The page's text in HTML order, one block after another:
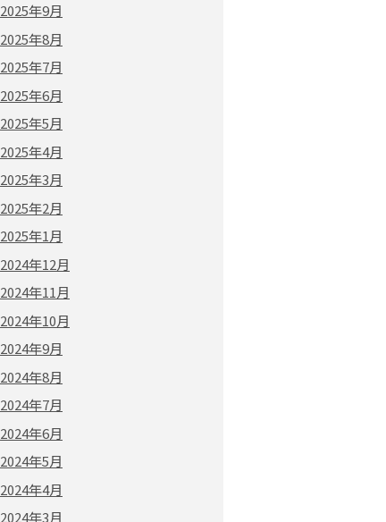
2025年9月
2025年8月
2025年7月
2025年6月
2025年5月
2025年4月
2025年3月
2025年2月
2025年1月
2024年12月
2024年11月
2024年10月
2024年9月
2024年8月
2024年7月
2024年6月
2024年5月
2024年4月
2024年3月